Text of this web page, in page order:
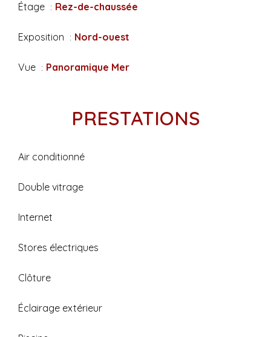
Étage Rez-de-chaussée
Exposition Nord-ouest
Vue Panoramique Mer
PRESTATIONS
Air conditionné
Double vitrage
Internet
Stores électriques
Clôture
Éclairage extérieur